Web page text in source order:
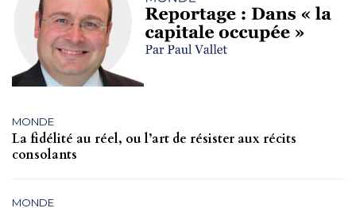
MONDE
La fidélité au réel, ou l’art de résister aux récits
consolants
MONDE